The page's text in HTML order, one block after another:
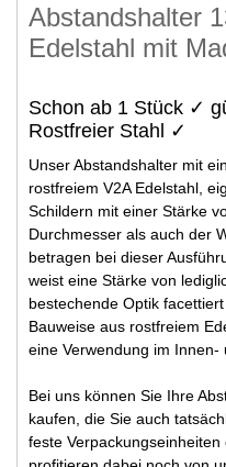
Abstandshalter
Edelstahl mit
Schon ab 1 Stück ✓
Rostfreier Stahl ✓
Unser Abstandshalter mit
rostfreiem V2A Edelstahl,
Schildern mit einer Stärke
Durchmesser als auch der
betragen bei dieser
weist eine Stärke von
bestechende Optik
Bauweise aus rostfreiem
eine Verwendung im Innen-
Bei uns können Sie Ihre
kaufen, die Sie auch
feste